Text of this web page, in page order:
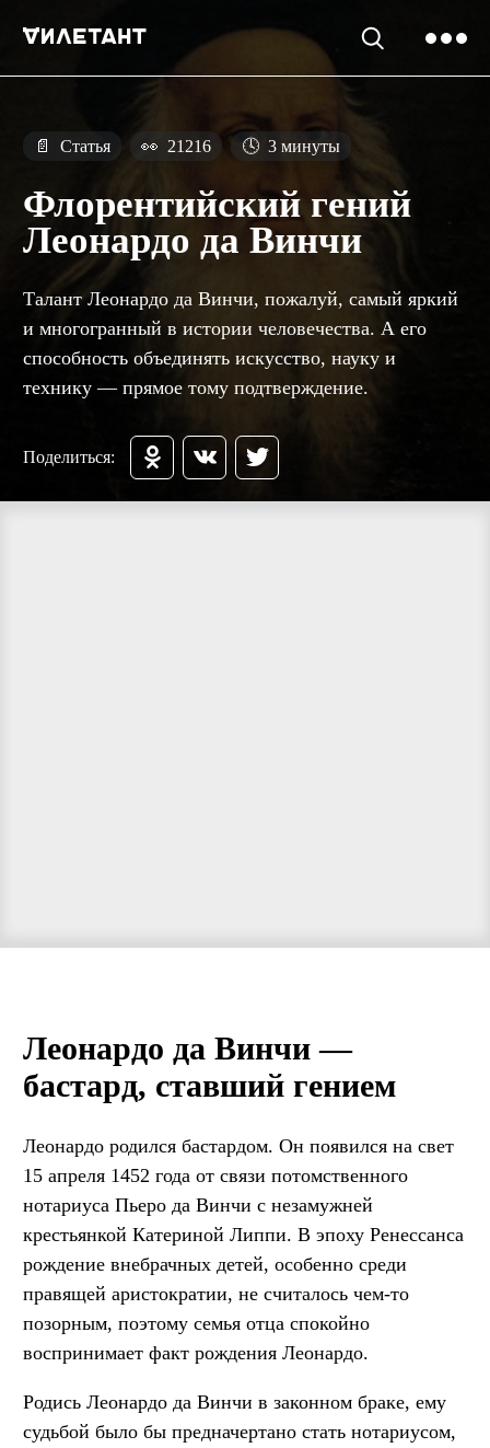
📄 Статья 👀 21216 🕓 3 минуты
Флорентийский гений
Леонардо да Винчи
Талант Леонардо да Винчи, пожалуй, самый яркий
и многогранный в истории человечества. А его
способность объединять искусство, науку и
технику — прямое тому подтверждение.
Поделиться:
Леонардо да Винчи —
бастард, ставший гением
Леонардо родился бастардом. Он появился на свет
15 апреля 1452 года от связи потомственного
нотариуса Пьеро да Винчи с незамужней
крестьянкой Катериной Липпи. В эпоху Ренессанса
рождение внебрачных детей, особенно среди
правящей аристократии, не считалось чем-то
позорным, поэтому семья отца спокойно
воспринимает факт рождения Леонардо.
Родись Леонардо да Винчи в законном браке, ему
судьбой было бы предначертано стать нотариусом,